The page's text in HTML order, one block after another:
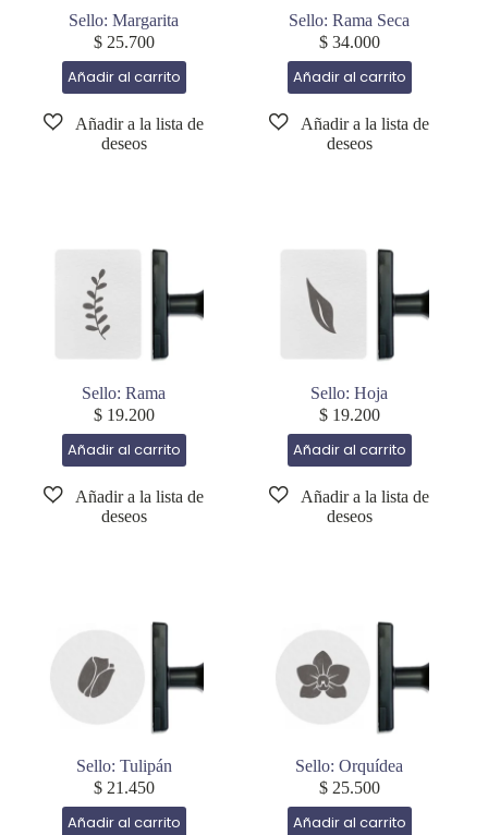
Sello: Margarita
$25.700
Añadir al carrito
Sello: Rama Seca
$34.000
Añadir al carrito
Sello: Rama
$19.200
Añadir al carrito
Sello: Hoja
$19.200
Añadir al carrito
Sello: Tulipán
$21.450
Añadir al carrito
Sello: Orquídea
$25.500
Añadir al carrito